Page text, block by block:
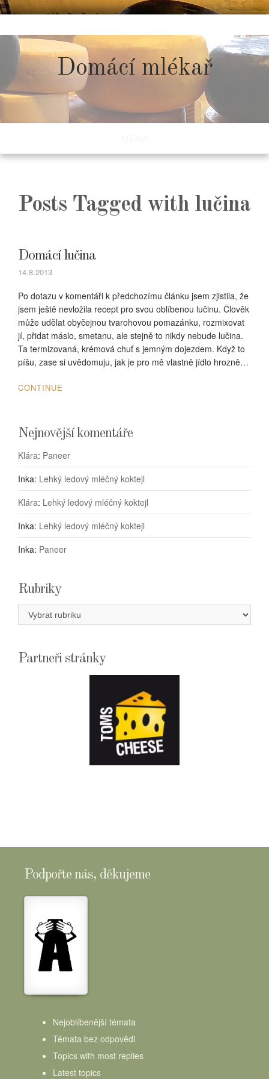
to
content
Domácí mlékař
Posts Tagged with lučina
Domácí lučina
14.8.2013
Po dotazu v komentáři k předchozímu článku jsem zjistila, že
jsem ještě nevložila recept pro svou oblíbenou lučinu. Člověk
může udělat obyčejnou tvarohovou pomazánku, rozmixovat
jí, přidat máslo, smetanu, ale stejně to nikdy nebude lučina.
Ta termizovaná, krémová chuť s jemným dojezdem. Když to
píšu, zase si uvědomuju, jak je pro mě vlastně jídlo hrozně…
CONTINUE
Nejnovější komentáře
Klára: Paneer
Inka: Lehký ledový mléčný koktejl
Klára: Lehký ledový mléčný koktejl
Inka: Lehký ledový mléčný koktejl
Inka: Paneer
Rubriky
Rubriky
Partneři stránky
Podpořte nás, děkujeme
Nejoblíbenější témata
Témata bez odpovědi
Topics with most replies
Latest topics